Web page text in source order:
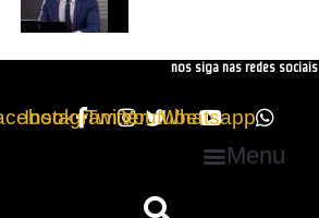
nos siga nas redes sociais
InstagramTwitterYoutubeWhatsapp
Menu